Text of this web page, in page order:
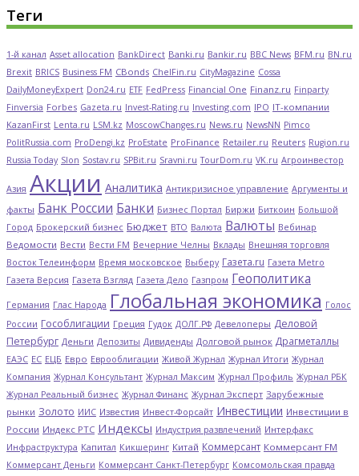
Теги
1-й канал Asset allocation BankDirect Banki.ru Bankir.ru BBC News BFM.ru BN.ru
Brexit BRICS Business FM CBonds ChelFin.ru CityMagazine Cossa
DailyMoneyExpert Don24.ru ETF FedPress Financial One Finanz.ru Finparty
Finversia Forbes Gazeta.ru Invest-Rating.ru Investing.com IPO IT-компании
KazanFirst Lenta.ru LSM.kz MoscowChanges.ru News.ru NewsNN Pimco
PolitRussia.com ProDengi.kz ProEstate ProFinance Retailer.ru Reuters Rugion.ru
Russia Today Slon Sostav.ru SPBit.ru Sravni.ru TourDom.ru VK.ru Агроинвестор
Азия Акции Аналитика Антикризисное управление Аргументы и
факты Банк России Банки Бизнес Портал Биржи Биткоин Большой
Город Брокерский бизнес Бюджет ВТО Валюта Валюты Вебинар
Ведомости Вести Вести FM Вечерние Челны Вклады Внешняя торговля
Восток Телеинформ Время московское Выберу Газета.ru Газета Metro
Газета Версия Газета Взгляд Газета Дело Газпром Геополитика
Германия Глас Народа Глобальная экономика Голос
России Гособлигации Греция Гудок ДОЛГ.РФ Девелоперы Деловой
Петербург Деньги Депозиты Дивиденды Долговой рынок Драгметаллы
ЕАЭС ЕС ЕЦБ Евро Еврооблигации Живой Журнал Журнал Итоги Журнал
Компания Журнал Консультант Журнал Максим Журнал Профиль Журнал РБК
Журнал Реальный бизнес Журнал Финанс Журнал Эксперт Зарубежные
рынки Золото ИИС Известия Инвест-Форсайт Инвестиции Инвестиции в
России Индекс РТС Индексы Индустрия развлечений Интерфакс
Инфраструктура Капитал Кикшеринг Китай Коммерсант Коммерсант FM
Коммерсант Деньги Коммерсант Санкт-Петербург Комсомольская правда